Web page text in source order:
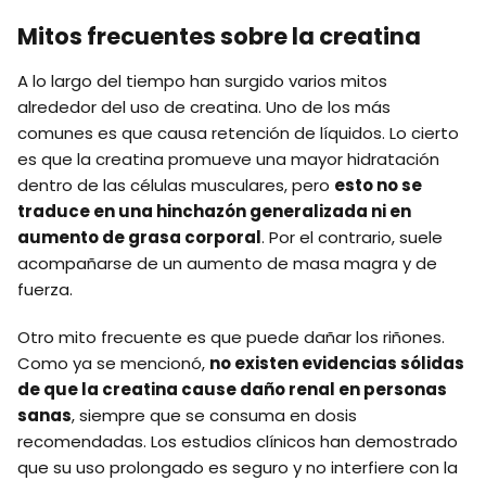
Mitos frecuentes sobre la creatina
A lo largo del tiempo han surgido varios mitos
alrededor del uso de creatina. Uno de los más
comunes es que causa retención de líquidos. Lo cierto
es que la creatina promueve una mayor hidratación
dentro de las células musculares, pero esto no se
traduce en una hinchazón generalizada ni en
aumento de grasa corporal. Por el contrario, suele
acompañarse de un aumento de masa magra y de
fuerza.
Otro mito frecuente es que puede dañar los riñones.
Como ya se mencionó, no existen evidencias sólidas
de que la creatina cause daño renal en personas
sanas, siempre que se consuma en dosis
recomendadas. Los estudios clínicos han demostrado
que su uso prolongado es seguro y no interfiere con la